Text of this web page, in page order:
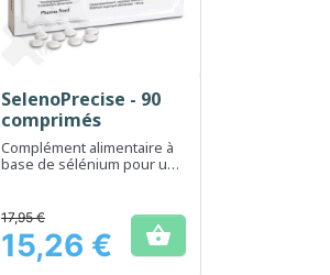
Aperçu rapide
SelenoPrecise - 90
comprimés
Complément alimentaire à
base de sélénium pour un
Prix
17,95 €
15,26 € 